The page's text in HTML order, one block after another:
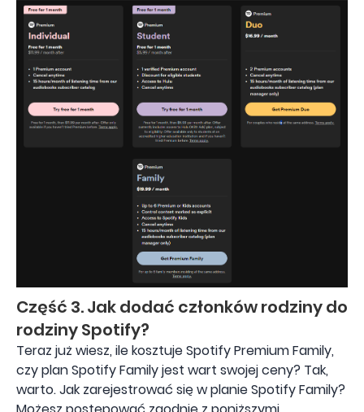
Część 3. Jak dodać członków rodziny do
rodziny Spotify?
Teraz już wiesz, ile kosztuje Spotify Premium Family,
czy plan Spotify Family jest wart swojej ceny? Tak,
warto. Jak zarejestrować się w planie Spotify Family?